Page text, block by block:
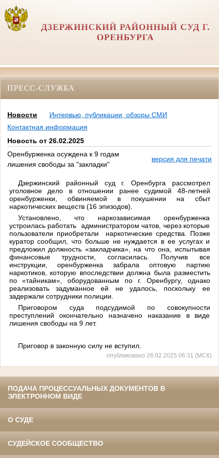
ДЗЕРЖИНСКИЙ РАЙОННЫЙ СУД Г.
ОРЕНБУРГА
ПРЕСС-СЛУЖБА
Новости
Интервью, публикации, обзоры СМИ
Контактная информация
Новость от 26.02.2025
Оренбурженка осуждена к 9 годам
лишения свободы за "закладки"
версия для печати
Дзержинский районный суд г. Оренбурга рассмотрел
уголовное дело в отношении ранее судимой 48-летней
оренбурженки, обвиняемой в покушении на сбыт
наркотических веществ (16 эпизодов).
Установлено, что наркозависимая оренбурженка
устроилась работать администратором чатов, через которые
пользователи приобретали наркотические средства. Позже
куратор сообщил, что больше не нуждается в ее услугах и
предложил должность «закладчика», на что она, испытывая
финансовые трудности, согласилась. Получив все
инструкции, оренбурженка забрала оптовую партию
наркотиков, которую впоследствии должна была разместить
по «тайникам», оборудованным по г. Оренбургу, однако
реализовать задуманное ей не удалось, поскольку ее
задержали сотрудники полиции.
Приговором суда подсудимой по совокупности
преступлений окончательно назначено наказание в виде
лишения свободы на 9 лет.
Приговор в законную силу не вступил.
опубликовано 26.02.2025 06:31 (МСК)
ПОДАЧА ПРОЦЕССУАЛЬНЫХ ДОКУМЕНТОВ В
ЭЛЕКТРОННОМ ВИДЕ
О СУДЕ
СУДЕЙСКОЕ СООБЩЕСТВО